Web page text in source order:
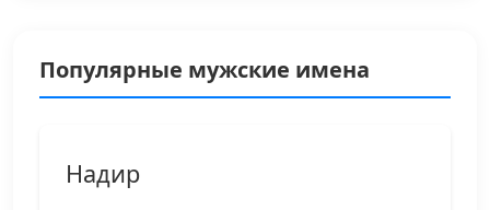
Популярные мужские имена
Надир